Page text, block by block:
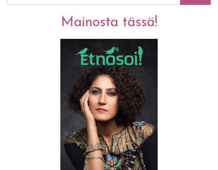
Mainosta tässä!